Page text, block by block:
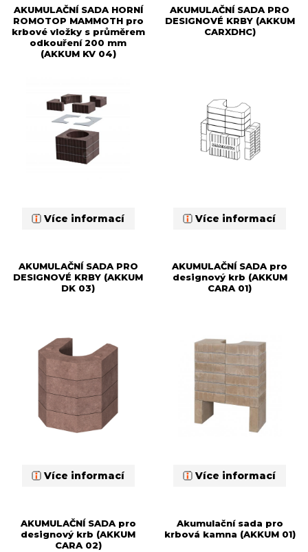
AKUMULAČNÍ SADA HORNÍ
ROMOTOP MAMMOTH pro
krbové vložky s průměrem
odkouření 200 mm
(AKKUM KV 04)
Více informací
AKUMULAČNÍ SADA PRO
DESIGNOVÉ KRBY (AKKUM
CARXDHC)
Více informací
AKUMULAČNÍ SADA PRO
DESIGNOVÉ KRBY (AKKUM
DK 03)
Více informací
AKUMULAČNÍ SADA pro
designový krb (AKKUM
CARA 01)
Více informací
AKUMULAČNÍ SADA pro
designový krb (AKKUM
CARA 02)
Akumulační sada pro
krbová kamna (AKKUM 01)